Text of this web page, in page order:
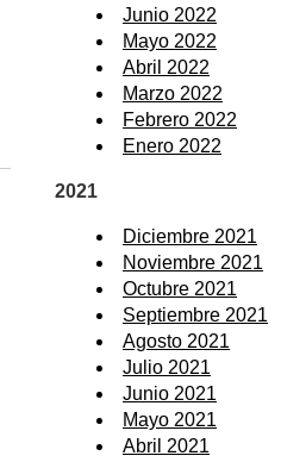
Junio 2022
Mayo 2022
Abril 2022
Marzo 2022
Febrero 2022
Enero 2022
2021
Diciembre 2021
Noviembre 2021
Octubre 2021
Septiembre 2021
Agosto 2021
Julio 2021
Junio 2021
Mayo 2021
Abril 2021